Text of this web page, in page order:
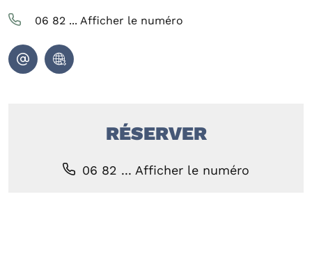
06 82 ... Afficher le numéro
RÉSERVER
06 82 ... Afficher le numéro